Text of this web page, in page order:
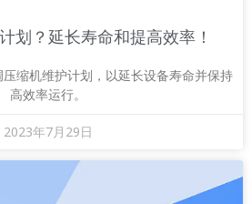
划？延长寿命和提高效率！
缩机维护计划，以延长设备寿命并保持
高效率运行。
2023年7月29日